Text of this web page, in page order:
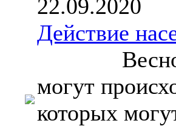
22.09.2020
Действие
Весной и
могут
которых